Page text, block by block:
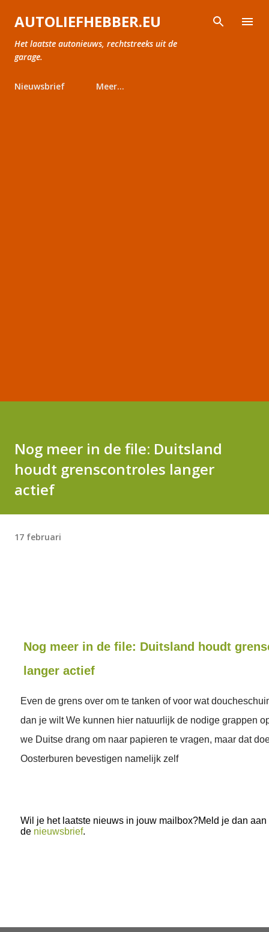
Doorgaan naar hoofdcontent
AUTOLIEFHEBBER.EU
Het laatste autonieuws, rechtstreeks uit de
garage.
Nieuwsbrief Meer…
Nog meer in de file: Duitsland
houdt grenscontroles langer
actief
17 februari
Nog meer in de file: Duitsland houdt
langer actief
Even de grens over om te tanken of voor wat
dan je wilt We kunnen hier natuurlijk de nodige grappen
we Duitse drang om naar papieren te vragen, maar dat
Oosterburen bevestigen namelijk zelf
Wil je het laatste nieuws in jouw mailbox?Meld je dan aan
de nieuwsbrief.